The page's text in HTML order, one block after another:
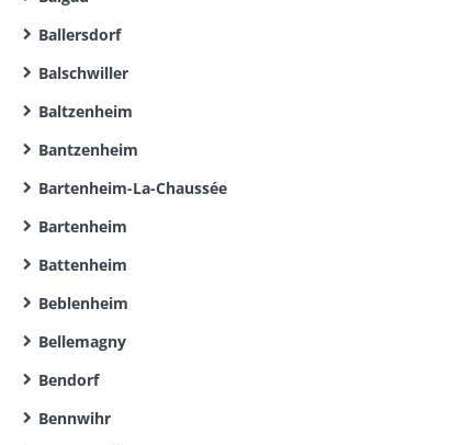
Ballersdorf
Balschwiller
Baltzenheim
Bantzenheim
Bartenheim-La-Chaussée
Bartenheim
Battenheim
Beblenheim
Bellemagny
Bendorf
Bennwihr